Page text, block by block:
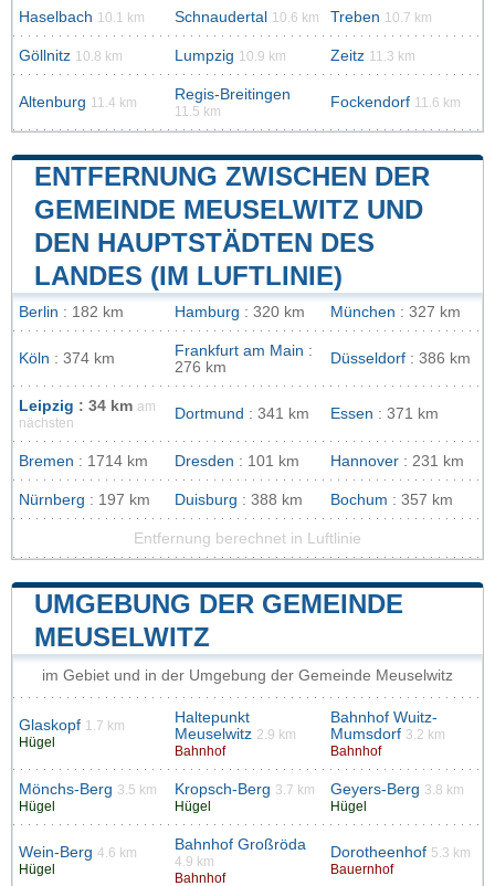
Haselbach 10.1 km Schnaudertal 10.6 km Treben 10.7 km
Göllnitz 10.8 km Lumpzig 10.9 km Zeitz 11.3 km
Altenburg 11.4 km Regis-Breitingen
11.5 km
Fockendorf 11.6 km
ENTFERNUNG ZWISCHEN DER
GEMEINDE MEUSELWITZ UND
DEN HAUPTSTÄDTEN DES
LANDES (IM LUFTLINIE)
Berlin : 182 km Hamburg : 320 km München : 327 km
Köln : 374 km Frankfurt am Main :
276 km
Düsseldorf : 386 km
Leipzig : 34 km am
nächsten
Dortmund : 341 km Essen : 371 km
Bremen : 1714 km Dresden : 101 km Hannover : 231 km
Nürnberg : 197 km Duisburg : 388 km Bochum : 357 km
Entfernung berechnet in Luftlinie
UMGEBUNG DER GEMEINDE
MEUSELWITZ
im Gebiet und in der Umgebung der Gemeinde Meuselwitz
Glaskopf 1.7 km
Hügel
Haltepunkt
Meuselwitz 2.9 km
Bahnhof
Bahnhof Wuitz-
Mumsdorf 3.2 km
Bahnhof
Mönchs-Berg 3.5 km
Hügel
Kropsch-Berg 3.7 km
Hügel
Geyers-Berg 3.8 km
Hügel
Wein-Berg 4.6 km
Hügel
Bahnhof Großröda
4.9 km
Bahnhof
Dorotheenhof 5.3 km
Bauernhof